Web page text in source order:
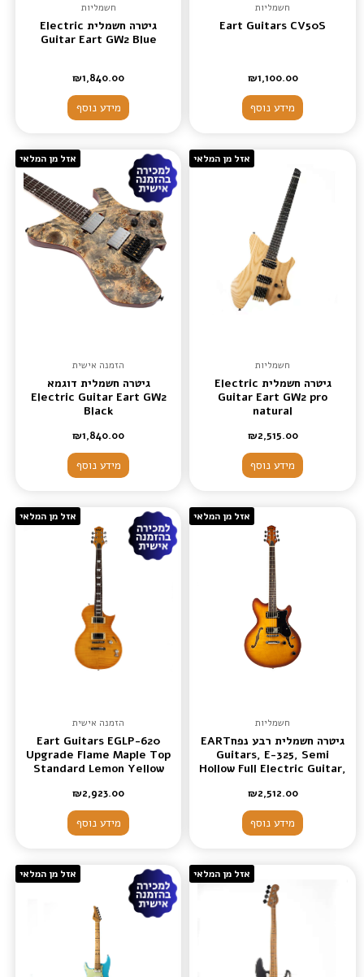
חשמליות
Eart Guitars CV50S
₪1,100.00
מידע נוסף
חשמליות
גיטרה חשמלית Electric
Guitar Eart GW2 Blue
₪1,840.00
מידע נוסף
אזל מן המלאי
חשמליות
גיטרה חשמלית Electric
Guitar Eart GW2 pro
natural
₪2,515.00
מידע נוסף
אזל מן המלאי
הזמנה אישית
גיטרה חשמלית דוגמא
Electric Guitar Eart GW2
Black
₪1,840.00
מידע נוסף
אזל מן המלאי
חשמליות
גיטרה חשמלית רבע נפחEART
Guitars, E-325, Semi
Hollow Full Electric Guitar,
₪2,512.00
מידע נוסף
אזל מן המלאי
הזמנה אישית
Eart Guitars EGLP-620
Upgrade Flame Maple Top
Standard Lemon Yellow
₪2,923.00
מידע נוסף
אזל מן המלאי אזל מן המלאי